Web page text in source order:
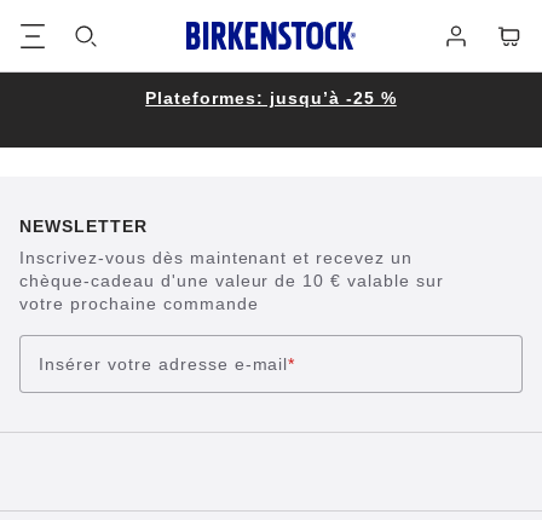
connecter
Plateformes: jusqu’à -25 %
NEWSLETTER
Inscrivez-vous dès maintenant et recevez un
chèque-cadeau d'une valeur de 10 € valable sur
votre prochaine commande
Insérer votre adresse e-mail*